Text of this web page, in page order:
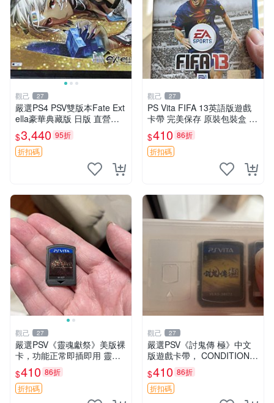
觀己 27
嚴選PS4 PSV雙版本Fate Ext
ella豪華典藏版 日版 直營直
送 典藏版 豪華遊戲 主機 Fat
e 游玩
$3,440 95折
折扣碼
觀己 27
PS Vita FIFA 13英語版遊戲
卡帶 完美保存 原裝包裝盒 推
薦收藏 FIFA 13 PSVita EA S
ports 官方版
$410 86折
折扣碼
觀己 27
嚴選PSV《靈魂獻祭》美版裸
卡，功能正常即插即用 靈魂
獻祭 PSV 卡帶 主機兼容
$410 86折
折扣碼
觀己 27
嚴選PSV《討鬼傳 極》中文
版遊戲卡帶， CONDITION尚
佳，日常使用留痕，運作順
暢，適合收藏。討鬼傳極 PS
V 主機 卡帶
$410 86折
折扣碼